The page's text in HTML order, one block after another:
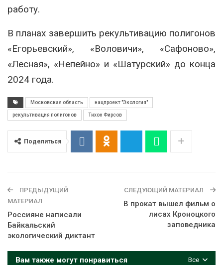
работу.
В планах завершить рекультивацию полигонов
«Егорьевский», «Воловичи», «Сафоново»,
«Лесная», «Непейно» и «Шатурский» до конца
2024 года.
Московская область нацпроект "Экология"
рекультивация полигонов Тихон Фирсов
Поделиться
ПРЕДЫДУЩИЙ
МАТЕРИАЛ
Россияне написали
Байкальский
экологический диктант
СЛЕДУЮЩИЙ МАТЕРИАЛ
В прокат вышел фильм о
лисах Кроноцкого
заповедника
Все
Вам также могут понравиться